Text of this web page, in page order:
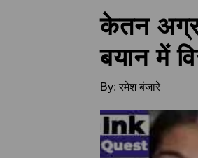
केतन
बयान में
By: रमेश बंजारे